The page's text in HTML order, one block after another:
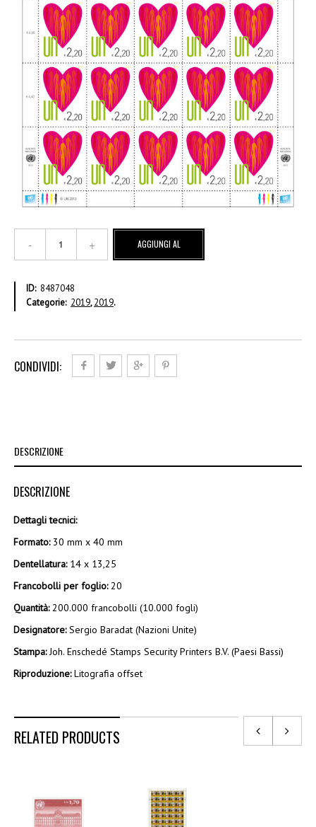
2,20
Foglio
Annullato
AGGIUNGI AL
ID: 8487048
Categorie: 2019,2019.
CONDIVIDI:
DESCRIZIONE
DESCRIZIONE
Dettagli tecnici:
Formato:30 mm x 40 mm
Dentellatura:14 x 13,25
Francobolli per foglio:20
Quantità:200.000 francobolli (10.000 fogli)
Designatore:Sergio Baradat (Nazioni Unite)
Stampa:Joh. Enschedé Stamps Security Printers B.V. (Paesi Bassi)
Riproduzione:Litografia offset
RELATED PRODUCTS